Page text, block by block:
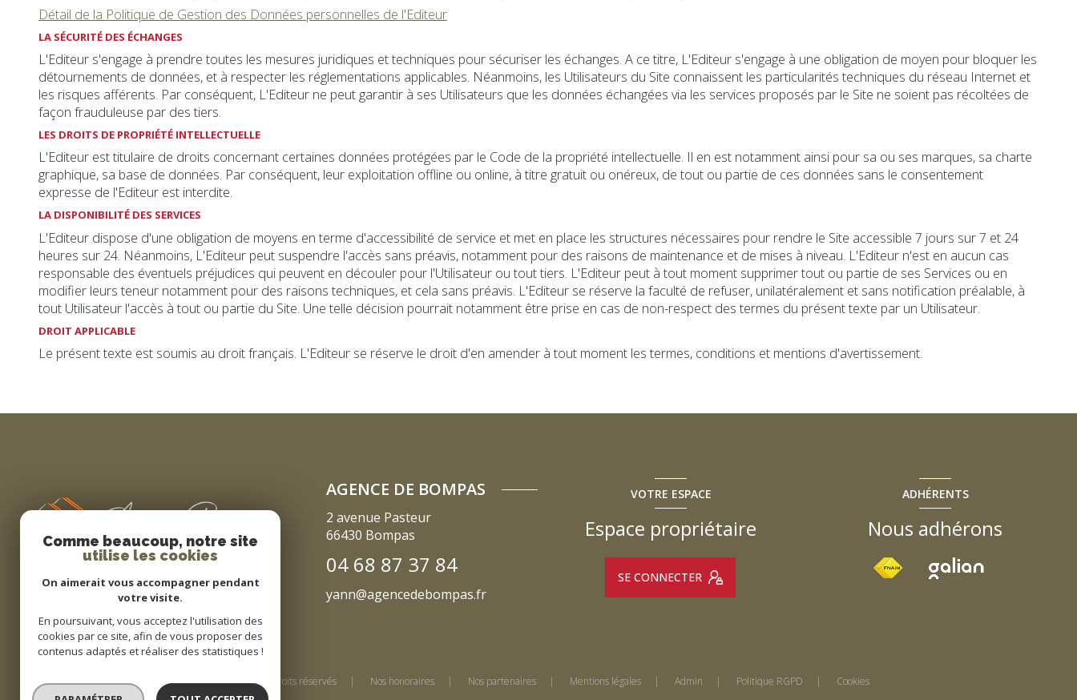
Détail de la Politique de Gestion des Données personnelles de l'Editeur
LA SÉCURITÉ DES ÉCHANGES
L'Editeur s'engage à prendre toutes les mesures juridiques et techniques pour sécuriser les échanges. A ce titre, L'Editeur s'engage à une obligation de moyen pour bloquer les
détournements de données, et à respecter les réglementations applicables. Néanmoins, les Utilisateurs du Site connaissent les particularités techniques du réseau Internet et
les risques afférents. Par conséquent, L'Editeur ne peut garantir à ses Utilisateurs que les données échangées via les services proposés par le Site ne soient pas récoltées de
façon frauduleuse par des tiers.
LES DROITS DE PROPRIÉTÉ INTELLECTUELLE
L'Editeur est titulaire de droits concernant certaines données protégées par le Code de la propriété intellectuelle. Il en est notamment ainsi pour sa ou ses marques, sa charte
graphique, sa base de données. Par conséquent, leur exploitation offline ou online, à titre gratuit ou onéreux, de tout ou partie de ces données sans le consentement
expresse de l'Editeur est interdite.
LA DISPONIBILITÉ DES SERVICES
L'Editeur dispose d'une obligation de moyens en terme d'accessibilité de service et met en place les structures nécessaires pour rendre le Site accessible 7 jours sur 7 et 24
heures sur 24. Néanmoins, L'Editeur peut suspendre l'accès sans préavis, notamment pour des raisons de maintenance et de mises à niveau. L'Editeur n'est en aucun cas
responsable des éventuels préjudices qui peuvent en découler pour l'Utilisateur ou tout tiers. L'Editeur peut à tout moment supprimer tout ou partie de ses Services ou en
modifier leurs teneur notamment pour des raisons techniques, et cela sans préavis. L'Editeur se réserve la faculté de refuser, unilatéralement et sans notification préalable, à
tout Utilisateur l'accès à tout ou partie du Site. Une telle décision pourrait notamment être prise en cas de non-respect des termes du présent texte par un Utilisateur.
DROIT APPLICABLE
Le présent texte est soumis au droit français. L'Editeur se réserve le droit d'en amender à tout moment les termes, conditions et mentions d'avertissement.
AGENCE DE BOMPAS
2 avenue Pasteur
66430 Bompas
04 68 87 37 84
yann@agencedebompas.fr
VOTRE ESPACE
Espace propriétaire
SE CONNECTER
ADHÉRENTS
Nous adhérons
© 2026 | Tous droits réservés Nos honoraires Nos partenaires Mentions légales Admin Politique RGPD Cookies
Comme beaucoup, notre site
utilise les cookies
On aimerait vous accompagner pendant
votre visite.
En poursuivant, vous acceptez l'utilisation des
cookies par ce site, afin de vous proposer des
contenus adaptés et réaliser des statistiques !